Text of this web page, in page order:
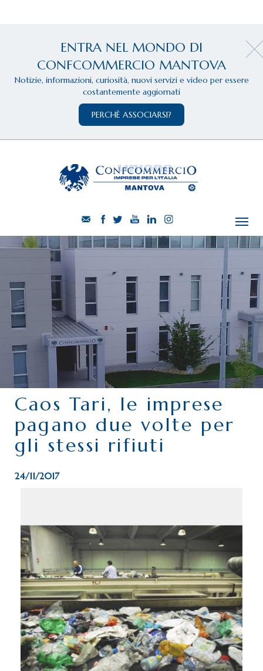
ENTRA NEL MONDO DI
CONFCOMMERCIO MANTOVA
Notizie, informazioni, curiosità, nuovi servizi e video per essere
costantemente aggiornati
PERCHÈ ASSOCIARSI?
CHI SIAMO
SERVIZI
CATEGORIE
DELEGAZIONI
ATTIVITÀ STORICHE
PERIODICO
PERCHÉ ASSOCIARSI?
DOVE SIAMO
CONTATTI
Caos Tari, le imprese
pagano due volte per
gli stessi rifiuti
24/11/2017